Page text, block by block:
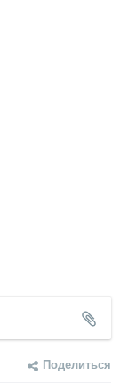
Поделиться